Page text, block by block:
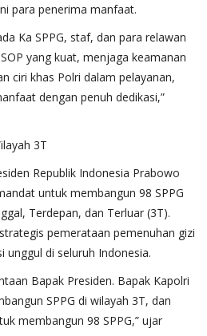
para penerima manfaat.
Ka SPPG, staf, dan para relawan
yang kuat, menjaga keamanan
ciri khas Polri dalam pelayanan,
dengan penuh dedikasi,”
3T
Republik Indonesia Prabowo
untuk membangun 98 SPPG
Terdepan, dan Terluar (3T).
pemerataan pemenuhan gizi
unggul di seluruh Indonesia.
Bapak Presiden. Bapak Kapolri
SPPG di wilayah 3T, dan
membangun 98 SPPG,” ujar